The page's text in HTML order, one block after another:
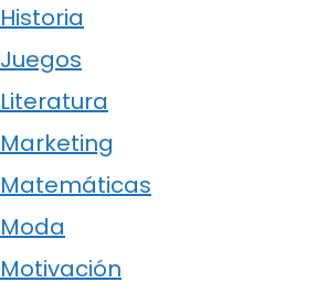
Historia
Juegos
Literatura
Marketing
Matemáticas
Moda
Motivación